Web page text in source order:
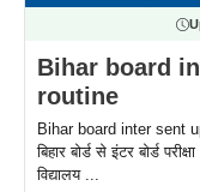
Bihar board
routine
Bihar board inter sent
बिहार बोर्ड से इंटर बोर्ड
विद्यालय ...